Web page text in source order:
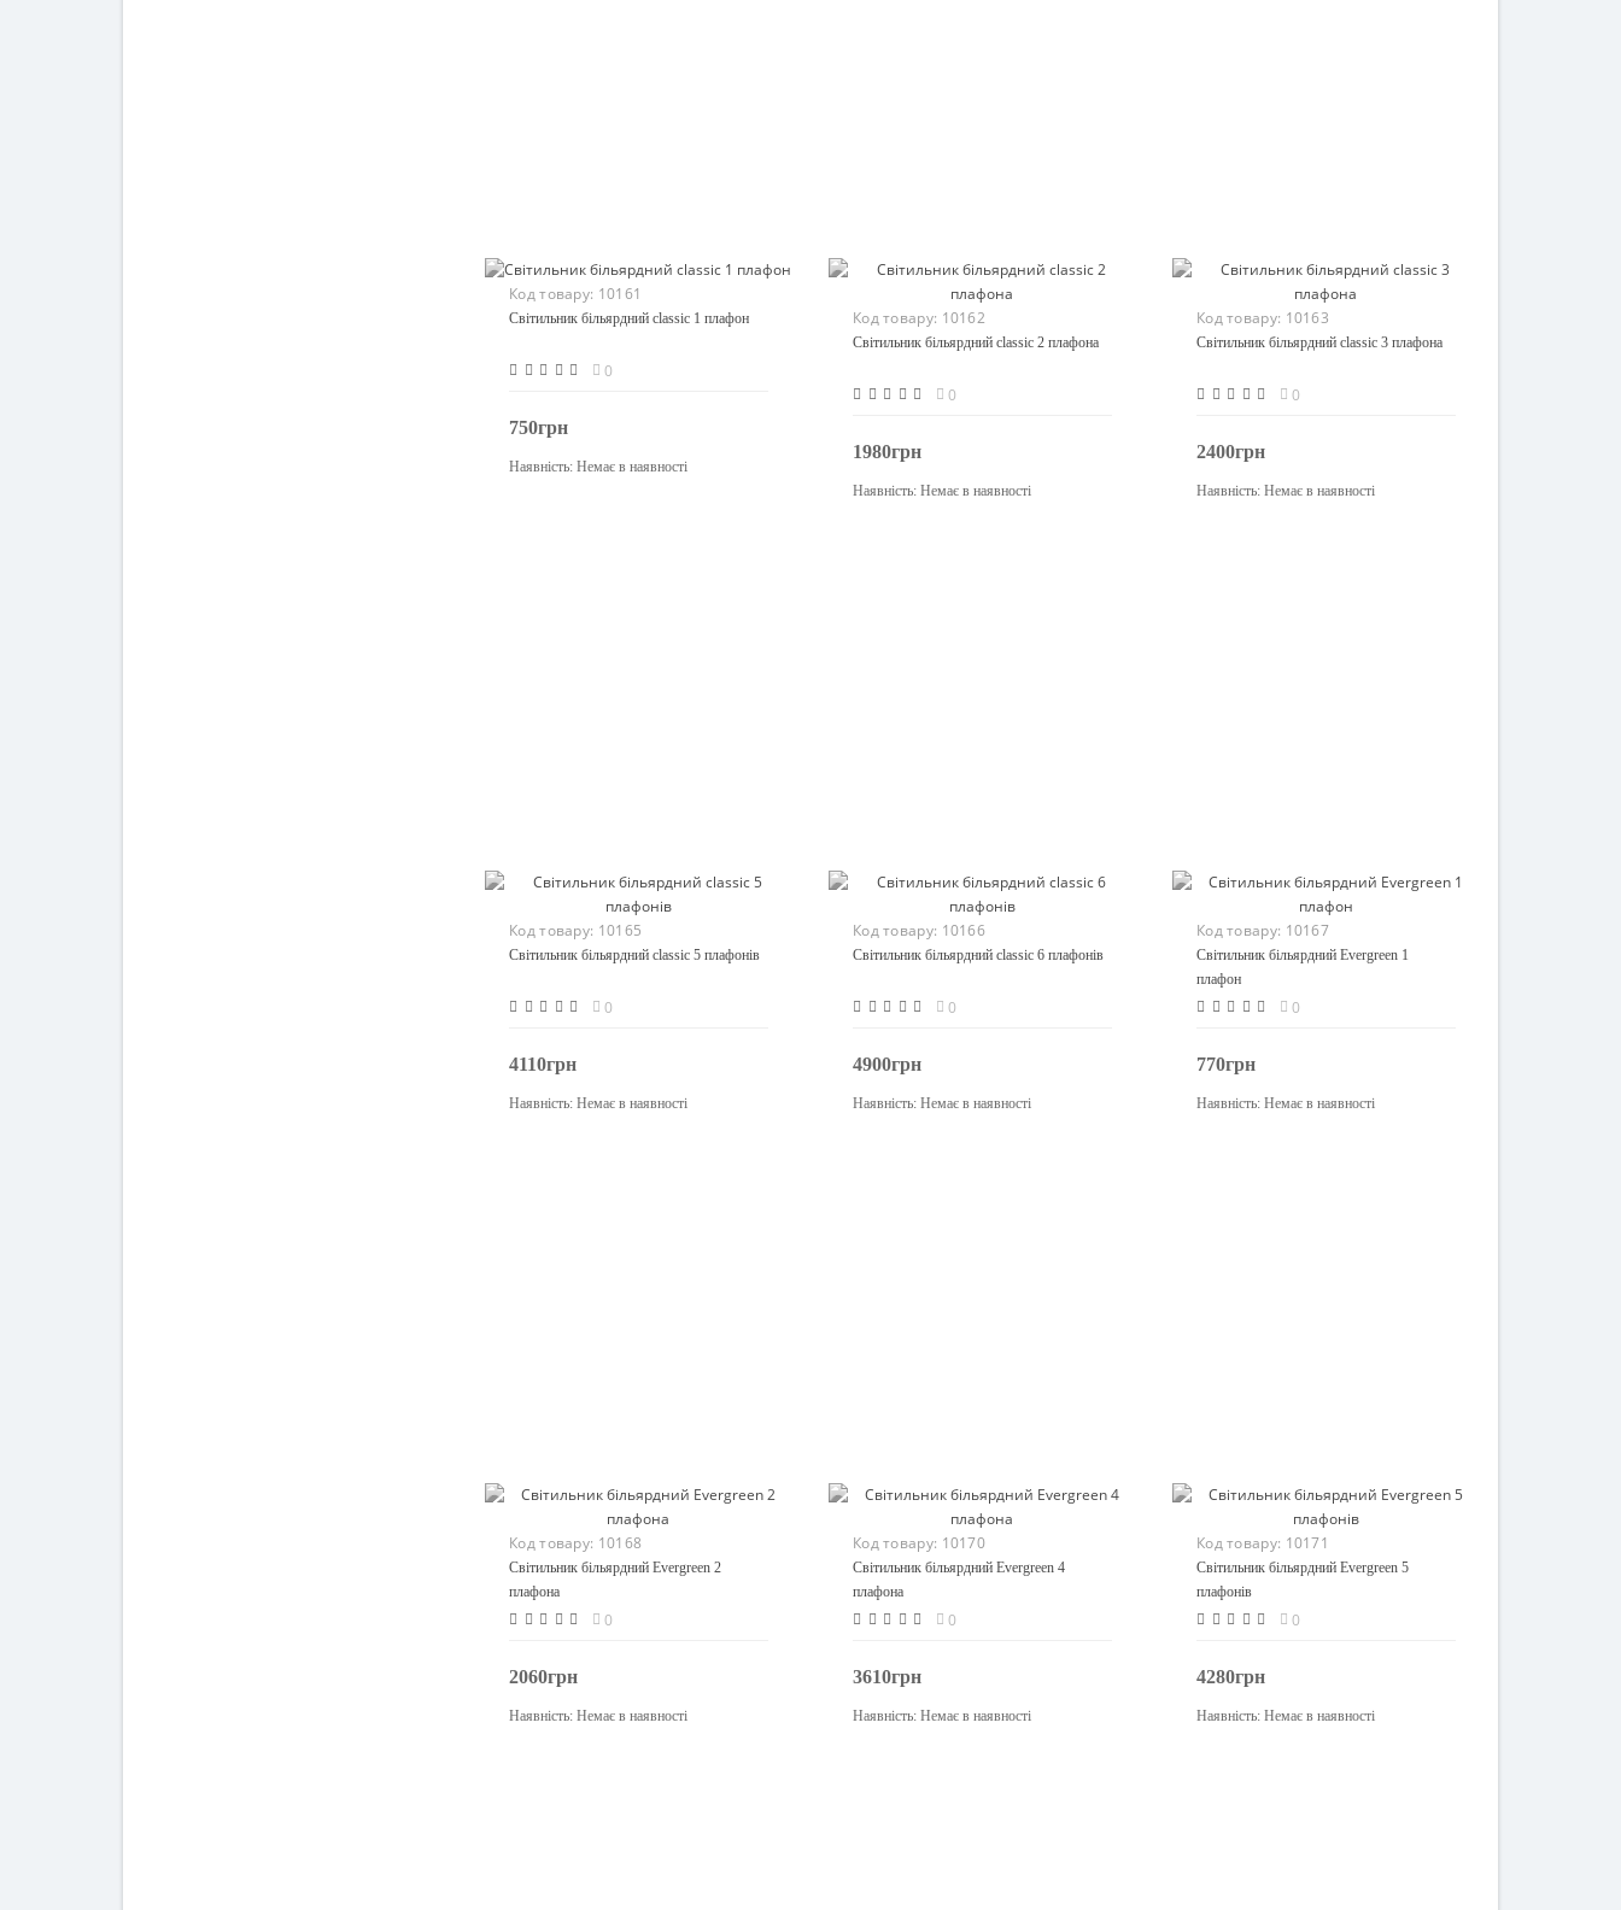
Код товару: 10161
Світильник більярдний classic 1 плафон
0
750грн
Закінчився
Наявність: Немає в наявності
Код товару: 10162
Світильник більярдний classic 2 плафона
0
1980грн
Закінчився
Наявність: Немає в наявності
Код товару: 10163
Світильник більярдний classic 3 плафона
0
2400грн
Закінчився
Наявність: Немає в наявності
Код товару: 10165
Світильник більярдний classic 5 плафонів
0
4110грн
Закінчився
Наявність: Немає в наявності
Код товару: 10166
Світильник більярдний classic 6 плафонів
0
4900грн
Закінчився
Наявність: Немає в наявності
Код товару: 10167
Світильник більярдний Evergreen 1
плафон
0
770грн
Закінчився
Наявність: Немає в наявності
Код товару: 10168
Світильник більярдний Evergreen 2
плафона
0
2060грн
Закінчився
Наявність: Немає в наявності
Код товару: 10170
Світильник більярдний Evergreen 4
плафона
0
3610грн
Закінчився
Наявність: Немає в наявності
Код товару: 10171
Світильник більярдний Evergreen 5
плафонів
0
4280грн
Закінчився
Наявність: Немає в наявності